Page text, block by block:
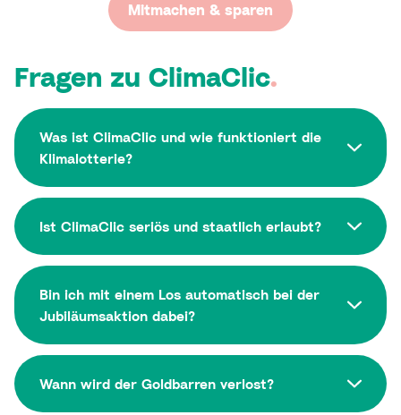
Mitmachen & sparen
Fragen zu ClimaClic.
Was ist ClimaClic und wie funktioniert die
Klimalotterie?
Ist ClimaClic seriös und staatlich erlaubt?
Bin ich mit einem Los automatisch bei der
Jubiläumsaktion dabei?
Wann wird der Goldbarren verlost?